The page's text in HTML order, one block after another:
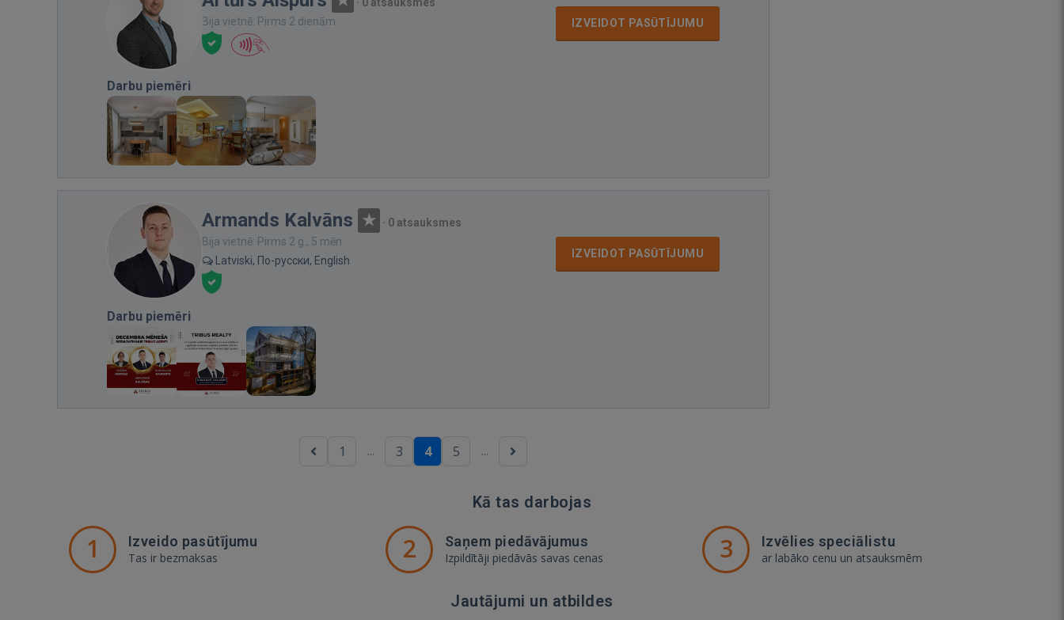
Bija vietnē: Pirms 2 dienām
IZVEIDOT PASŪTĪJUMU
Darbu piemēri
Armands Kalvāns · 0 atsauksmes
Bija vietnē: Pirms 2 g., 5 mēn.
Latviski, По-русски, English
IZVEIDOT PASŪTĪJUMU
Darbu piemēri
1 ... 3 4 5 ...
Kā tas darbojas
1 Izveido pasūtījumu
Tas ir bezmaksas 2 Saņem piedāvājumus
Izpildītāji piedāvās savas cenas 3 Izvēlies speciālistu
ar labāko cenu un atsauksmēm
Jautājumi un atbildes